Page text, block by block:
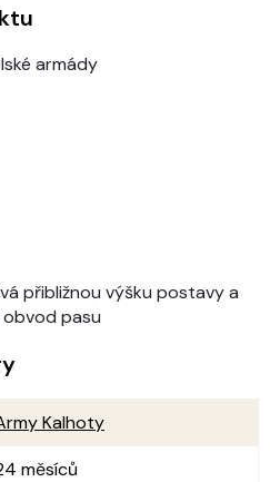
armády
přibližnou výšku postavy a
pasu
Kalhoty
měsíců